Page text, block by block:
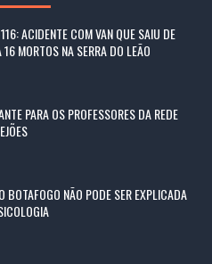
ACIDENTE COM VAN QUE SAIU DE
MORTOS NA SERRA DO LEÃO
PARA OS PROFESSORES DA REDE
BOTAFOGO NÃO PODE SER EXPLICADA